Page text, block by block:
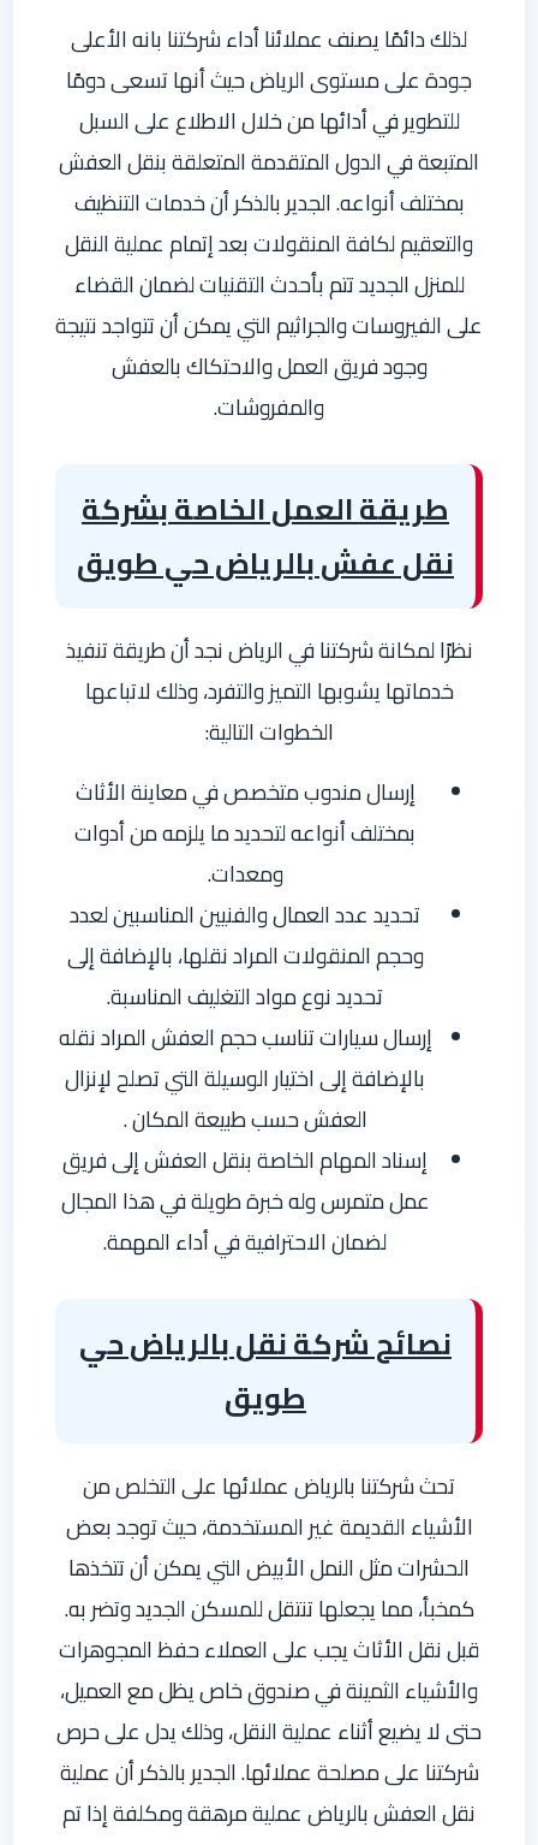
لذلك دائمًا يصنف عملائنا أداء شركتنا بانه الأعلى
جودة على مستوى الرياض حيث أنها تسعى دومًا
للتطوير في أدائها من خلال الاطلاع على السبل
المتبعة في الدول المتقدمة المتعلقة بنقل العفش
بمختلف أنواعه. الجدير بالذكر أن خدمات التنظيف
والتعقيم لكافة المنقولات بعد إتمام عملية النقل
للمنزل الجديد تتم بأحدث التقنيات لضمان القضاء
على الفيروسات والجراثيم التي يمكن أن تتواجد نتيجة
وجود فريق العمل والاحتكاك بالعفش
والمفروشات.
طريقة العمل الخاصة بشركة
نقل عفش بالرياض حي طويق
نظرًا لمكانة شركتنا في الرياض نجد أن طريقة تنفيذ
خدماتها يشوبها التميز والتفرد، وذلك لاتباعها
الخطوات التالية:
إرسال مندوب متخصص في معاينة الأثاث
بمختلف أنواعه لتحديد ما يلزمه من أدوات
ومعدات.
تحديد عدد العمال والفنيين المناسبين لعدد
وحجم المنقولات المراد نقلها، بالإضافة إلى
تحديد نوع مواد التغليف المناسبة.
إرسال سيارات تناسب حجم العفش المراد نقله
بالإضافة إلى اختيار الوسيلة التي تصلح لإنزال
العفش حسب طبيعة المكان .
إسناد المهام الخاصة بنقل العفش إلى فريق
عمل متمرس وله خبرة طويلة في هذا المجال
لضمان الاحترافية في أداء المهمة.
نصائح شركة نقل بالرياض حي
طويق
تحث شركتنا بالرياض عملائها على التخلص من
الأشياء القديمة غير المستخدمة، حيث توجد بعض
الحشرات مثل النمل الأبيض التي يمكن أن تتخذها
كمخبأ، مما يجعلها تنتقل للمسكن الجديد وتضر به.
قبل نقل الأثاث يجب على العملاء حفظ المجوهرات
والأشياء الثمينة في صندوق خاص يظل مع العميل،
حتى لا يضيع أثناء عملية النقل، وذلك يدل على حرص
شركتنا على مصلحة عملائها. الجدير بالذكر أن عملية
نقل العفش بالرياض عملية مرهقة ومكلفة إذا تم